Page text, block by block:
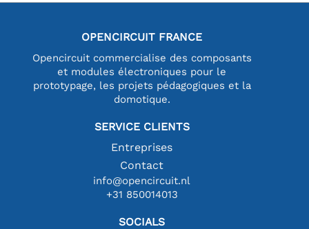
OPENCIRCUIT FRANCE
Opencircuit commercialise des composants
et modules électroniques pour le
prototypage, les projets pédagogiques et la
domotique.
SERVICE CLIENTS
Entreprises
Contact
info@opencircuit.nl
+31 850014013
SOCIALS